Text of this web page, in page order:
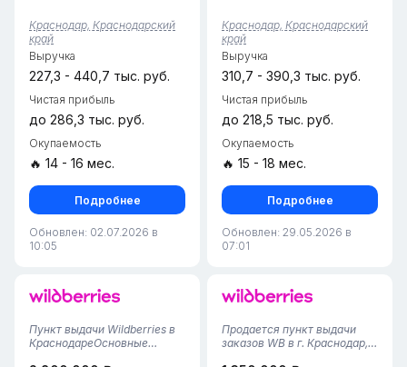
Слаженная команда: 2
сотрудника, готовых
остаться. Все процессы
отлажены. Прозрачные
условия:...
Краснодар, Краснодарский
край
Выручка
227,3 - 440,7 тыс. руб.
Чистая прибыль
до 286,3 тыс. руб.
Окупаемость
🔥 14 - 16 мес.
Подробнее
Обновлен: 02.07.2026 в
10:05
самых мощных и
стабильных пунктов выдачи
заказов Wildberries в
Краснодаре. Это масш...
Краснодар, Краснодарский
край
Выручка
310,7 - 390,3 тыс. руб.
Чистая прибыль
до 218,5 тыс. руб.
Окупаемость
🔥 15 - 18 мес.
Подробнее
Обновлен: 29.05.2026 в
07:01
Пункт выдачи Wildberries в
КраснодареОсновные
Продается пункт выдачи
заказов WB в г. Краснодар,